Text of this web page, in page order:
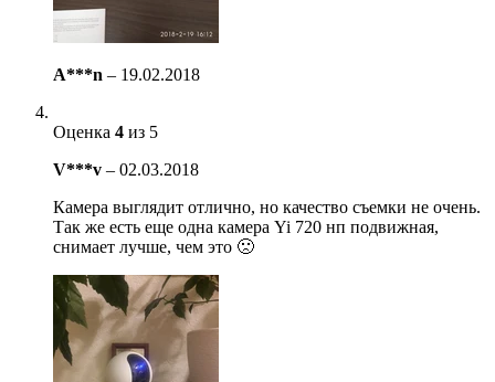
A***n – 19.02.2018
Оценка 4 из 5
V***v – 02.03.2018
Камера выглядит отлично, но качество съемки не очень.
Так же есть еще одна камера Yi 720 нп подвижная,
снимает лучше, чем это 🙁